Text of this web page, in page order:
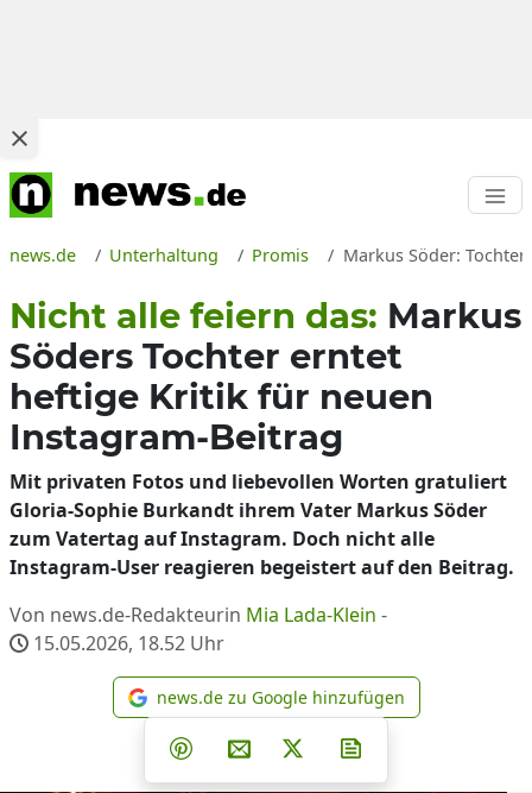
news.de Unterhaltung Promis Markus Söder:
Nicht alle feiern das: Markus
Söders Tochter erntet
heftige Kritik für neuen
Instagram-Beitrag
Mit privaten Fotos und liebevollen Worten gratuliert
Gloria-Sophie Burkandt ihrem Vater Markus Söder
zum Vatertag auf Instagram. Doch nicht alle
Instagram-User reagieren begeistert auf den Beitrag.
Von news.de-Redakteurin Mia Lada-Klein -
15.05.2026, 18.52 Uhr
news.de zu Google
news.de zu Google hinzufügen
Teilen auf Facebook
Teilen auf Whatsapp
Teilen auf Telegram
Teilen auf Pinterest
Per E-Mail teilen
Post auf X